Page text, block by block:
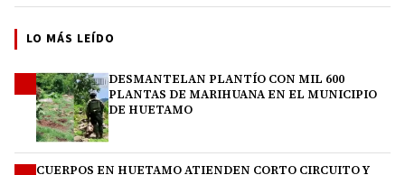
LO MÁS LEÍDO
DESMANTELAN PLANTÍO CON MIL 600
PLANTAS DE MARIHUANA EN EL MUNICIPIO
DE HUETAMO
CUERPOS EN HUETAMO ATIENDEN CORTO CIRCUITO Y